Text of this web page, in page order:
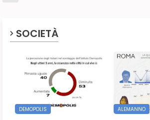
SOCIETÀ
DEMOPOLIS ALEMANNO